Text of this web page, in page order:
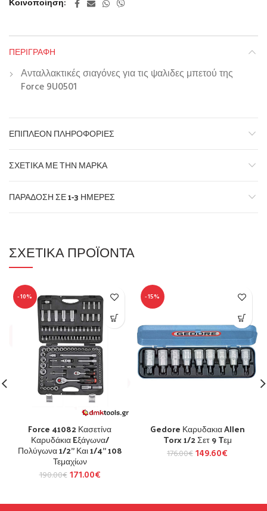
Κοινοποίηση
ΠΕΡΙΓΡΑΦΉ
Ανταλλακτικές σιαγόνες για τις ψαλιδες μπετού της
Force 9U0501
ΕΠΙΠΛΈΟΝ ΠΛΗΡΟΦΟΡΊΕΣ
ΣΧΕΤΙΚΆ ΜΕ ΤΗΝ ΜΆΡΚΑ
ΠΑΡΆΔΟΣΗ ΣΕ 1-3 ΗΜΈΡΕΣ
ΣΧΕΤΙΚΆ ΠΡΟΪΌΝΤΑ
-10%
Force 41082 Κασετίνα
Καρυδάκια Eξάγωνα/
Πολύγωνα 1/2” Και 1/4” 108
Τεμαχίων
190.00€ 171.00€
-15%
Gedore Καρυδακια Allen
Torx 1/2 Σετ 9 Tεμ
176.00€149.60€